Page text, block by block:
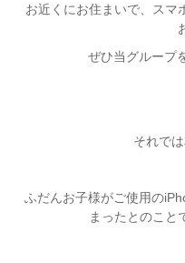
お近くにお住まいで、スマ
ぜひ当グループ
それで
ふだんお子様がご使用の
まったとのこと